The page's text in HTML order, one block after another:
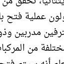
عملية
مدربين
من